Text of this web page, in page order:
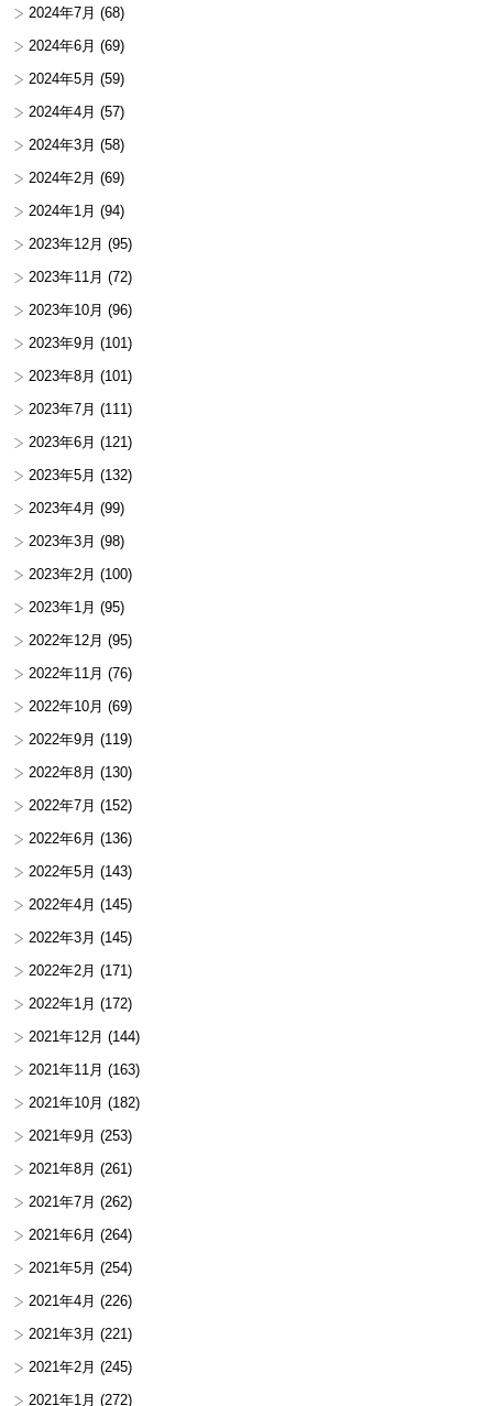
2024年7月 (68)
2024年6月 (69)
2024年5月 (59)
2024年4月 (57)
2024年3月 (58)
2024年2月 (69)
2024年1月 (94)
2023年12月 (95)
2023年11月 (72)
2023年10月 (96)
2023年9月 (101)
2023年8月 (101)
2023年7月 (111)
2023年6月 (121)
2023年5月 (132)
2023年4月 (99)
2023年3月 (98)
2023年2月 (100)
2023年1月 (95)
2022年12月 (95)
2022年11月 (76)
2022年10月 (69)
2022年9月 (119)
2022年8月 (130)
2022年7月 (152)
2022年6月 (136)
2022年5月 (143)
2022年4月 (145)
2022年3月 (145)
2022年2月 (171)
2022年1月 (172)
2021年12月 (144)
2021年11月 (163)
2021年10月 (182)
2021年9月 (253)
2021年8月 (261)
2021年7月 (262)
2021年6月 (264)
2021年5月 (254)
2021年4月 (226)
2021年3月 (221)
2021年2月 (245)
2021年1月 (272)